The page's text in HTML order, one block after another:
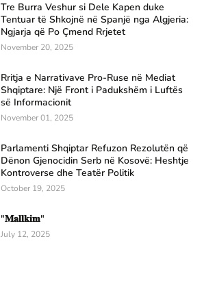
Tre Burra Veshur si Dele Kapen duke
Tentuar të Shkojnë në Spanjë nga Algjeria:
Ngjarja që Po Çmend Rrjetet
November 20, 2025
Rritja e Narrativave Pro-Ruse në Mediat
Shqiptare: Një Front i Padukshëm i Luftës
së Informacionit
November 01, 2025
Parlamenti Shqiptar Refuzon Rezolutën që
Dënon Gjenocidin Serb në Kosovë: Heshtje
Kontroverse dhe Teatër Politik
October 19, 2025
"𝐌𝐚𝐥𝐥𝐤𝐢𝐦"
July 12, 2025